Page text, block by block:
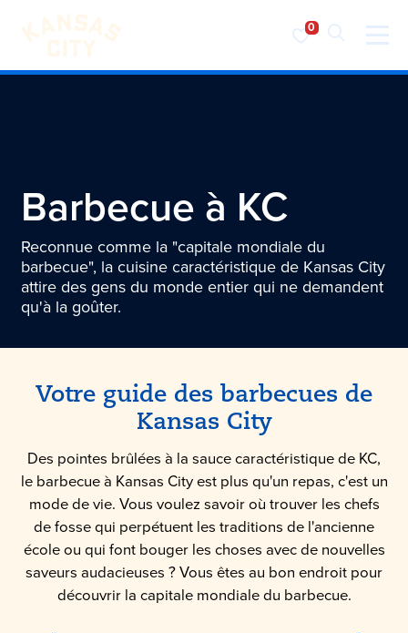
Visiter KC
Barbecue à KC
Reconnue comme la "capitale mondiale du
barbecue", la cuisine caractéristique de Kansas City
attire des gens du monde entier qui ne demandent
qu'à la goûter.
Votre guide des barbecues de
Kansas City
Des pointes brûlées à la sauce caractéristique de KC,
le barbecue à Kansas City est plus qu'un repas, c'est un
mode de vie. Vous voulez savoir où trouver les chefs
de fosse qui perpétuent les traditions de l'ancienne
école ou qui font bouger les choses avec de nouvelles
saveurs audacieuses ? Vous êtes au bon endroit pour
découvrir la capitale mondiale du barbecue.